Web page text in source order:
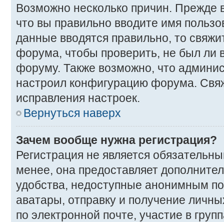
Возможно несколько причин. Прежде
что вы правильно вводите имя
данные вводятся правильно, то
форума, чтобы проверить, не был ли
форуму. Также возможно, что
настроил конфигурацию форума.
исправления настроек.
Вернуться наверх
Зачем вообще нужна регистрация?
Регистрация не является
менее, она предоставляет
удобства, недоступные анонимным
аватары, отправку и получение
по электронной почте, участие в